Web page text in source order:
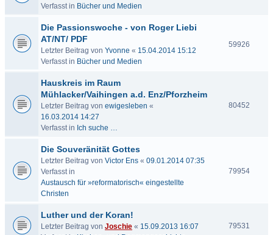
Verfasst in Bücher und Medien
Die Passionswoche - von Roger Liebi
AT/NT/ PDF
Letzter Beitrag von Yvonne « 15.04.2014 15:12
Verfasst in Bücher und Medien
59926
Hauskreis im Raum
Mühlacker/Vaihingen a.d. Enz/Pforzheim
Letzter Beitrag von ewigesleben «
16.03.2014 14:27
Verfasst in Ich suche …
80452
Die Souveränität Gottes
Letzter Beitrag von Victor Ens « 09.01.2014 07:35
Verfasst in
Austausch für »reformatorisch« eingestellte
Christen
79954
Luther und der Koran!
Letzter Beitrag von Joschie « 15.09.2013 16:07
79531